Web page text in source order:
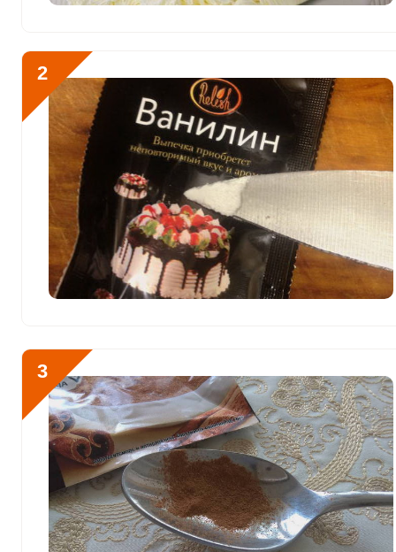
Калий
Кальций 749 мг
Кремний 0
Магний 110.1 мг
Натрий
Сера
Фосфор 1029.5 мг
Алюминий
Железо 4.4 мг
Йод 47 мкг
Кобальт 9.8 мкг
Литий 0
Марганец 0.4 мкг
2
3